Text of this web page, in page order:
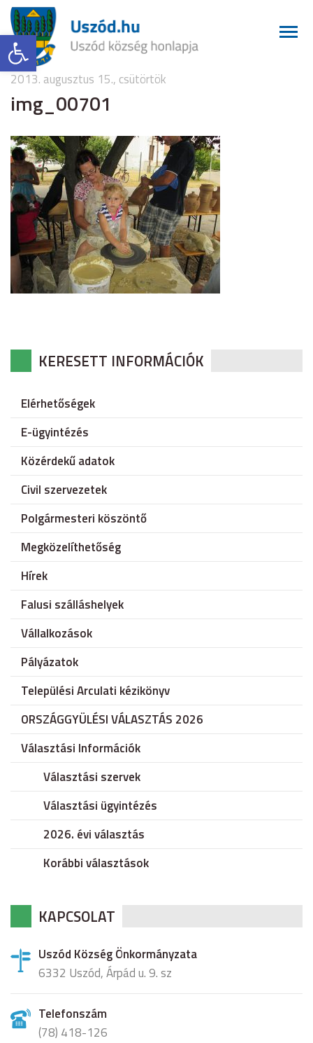
Eszköztár megnyitása
2013. augusztus 15., csütörtök
img_00701
KERESETT INFORMÁCIÓK
Elérhetőségek
E-ügyintézés
Közérdekű adatok
Civil szervezetek
Polgármesteri köszöntő
Megközelíthetőség
Hírek
Falusi szálláshelyek
Vállalkozások
Pályázatok
Települési Arculati kézikönyv
ORSZÁGGYÜLÉSI VÁLASZTÁS 2026
Választási Információk
Választási szervek
Választási ügyintézés
2026. évi választás
Korábbi választások
KAPCSOLAT
Uszód Község Önkormányzata
6332 Uszód, Árpád u. 9. sz
Telefonszám
(78) 418-126